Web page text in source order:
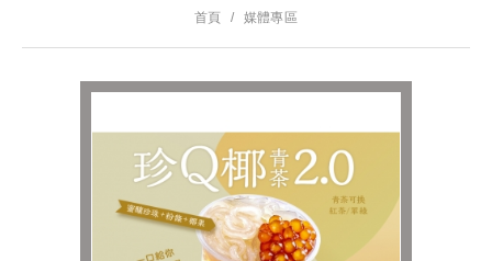
首頁 媒體專區